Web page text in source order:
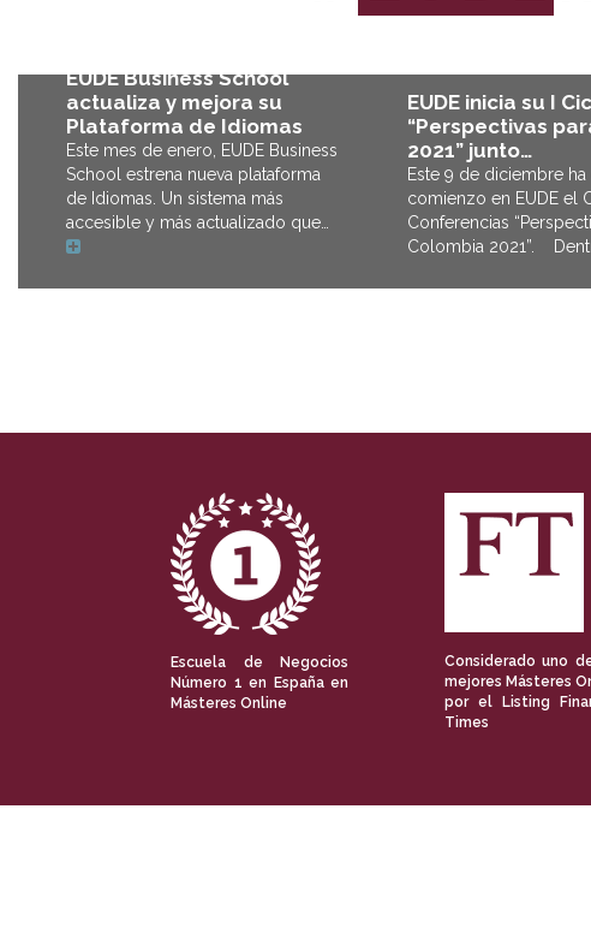
EUDE Business School
actualiza y mejora su
Plataforma de Idiomas
Este mes de enero, EUDE Business
School estrena nueva plataforma
de Idiomas. Un sistema más
accesible y más actualizado que…
EUDE inicia su I
“Perspectivas
2021” junto…
Este 9 de diciembre ha
comienzo en EUDE el
Conferencias
Colombia 2021”.
Escuela de Negocios
Número 1 en España en
Másteres Online
Considerado uno
mejores Másteres
por el Listing
Times